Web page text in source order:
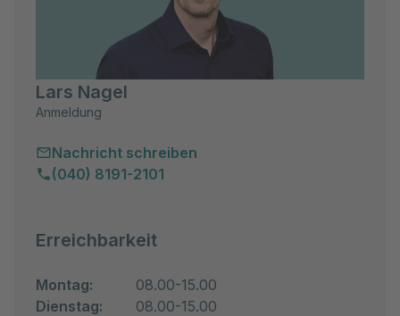
Lars Nagel
Anmeldung
Nachricht schreiben
(040) 8191-2101
Erreichbarkeit
Montag:
08.00-15.00
Dienstag:
08.00-15.00